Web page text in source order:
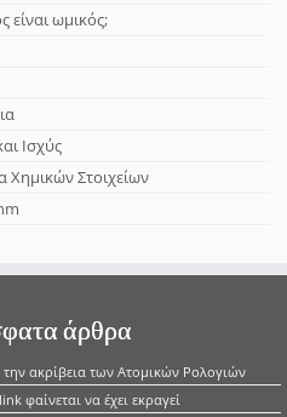
είναι ωμικός;
Ισχύς
Χημικών Στοιχείων
άρθρα
ακρίβεια των Ατομικών Ρολογιών
φαίνεται να έχει εκραγεί